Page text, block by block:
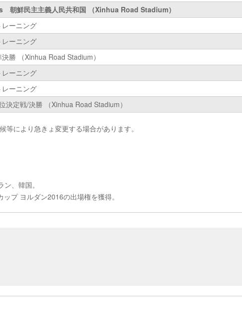
朝鮮民主主義人民共和国 （Xinhua Road Stadium）
レーニング
レーニング
決勝 （Xinhua Road Stadium）
レーニング
レーニング
決定戦/決勝 （Xinhua Road Stadium）
により急きょ変更する場合があります。
、韓国。
プ ヨルダン2016の出場権を獲得。